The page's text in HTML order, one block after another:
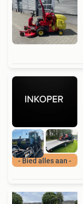
- Bied alles aan -